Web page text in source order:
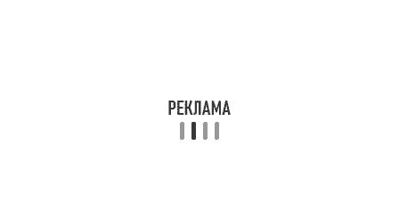
Основа под крыльцо Ступени для крыльца